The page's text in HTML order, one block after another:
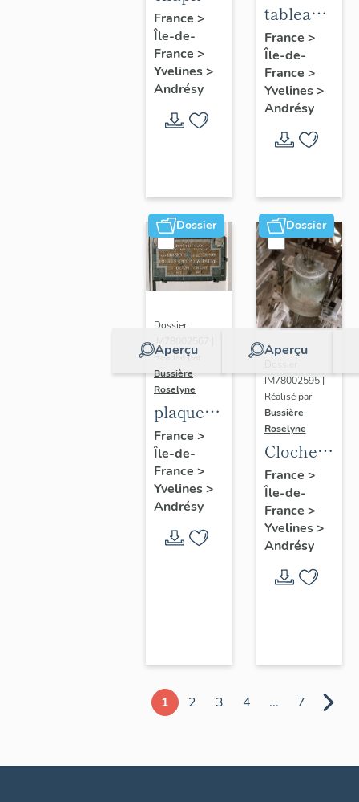
:
acrobate
France >
Île-de-
France >
Yvelines>
Andrésy
tableau :
Adoration
des
bergers
France >
Île-de-
France >
Yvelines>
Andrésy
Dossier
Aperçu
Dossier
Réalisé par
Bussière
Roselyne
plaque
commémorative
des
instituteurs
de Seine
et Oise
France >
Île-de-
France >
Yvelines>
Andrésy
Dossier
Aperçu
IM78002595 |
Réalisé par
Bussière
Roselyne
Cloche
dite
Germaine,
Eugénie
France >
Île-de-
France >
Yvelines>
Andrésy
1 2 3 4 ... 7